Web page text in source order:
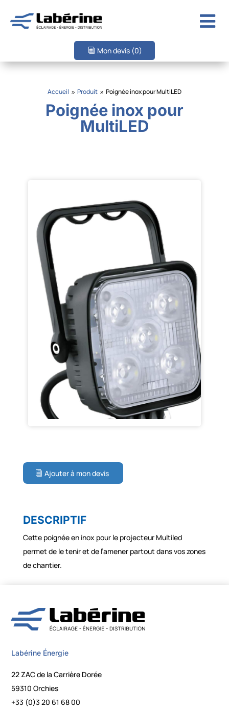

Mon devis (0)
Accueil 9 Produit 9 Poignée inox pour MultiLED
Poignée inox pour
MultiLED
Ajouter à mon devis
DESCRIPTIF
Cette poignée en inox pour le projecteur Multiled
permet de le tenir et de l’amener partout dans vos zones
de chantier.
Labérine Énergie
22 ZAC de la Carrière Dorée
59310 Orchies
+33 (0)3 20 61 68 00